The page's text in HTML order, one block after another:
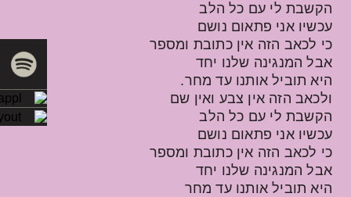
הקשבת לי עם כל הלב
עכשיו אני פתאום נושם
כי לכאב הזה אין כתובת ומספר
אבל המנגינה שלנו יחד
היא תוביל אותנו עד מחר.
ולכאב הזה אין צבע ואין שם
הקשבת לי עם כל הלב
עכשיו אני פתאום נושם
כי לכאב הזה אין כתובת ומספר
אבל המנגינה שלנו יחד
היא תוביל אותנו עד מחר